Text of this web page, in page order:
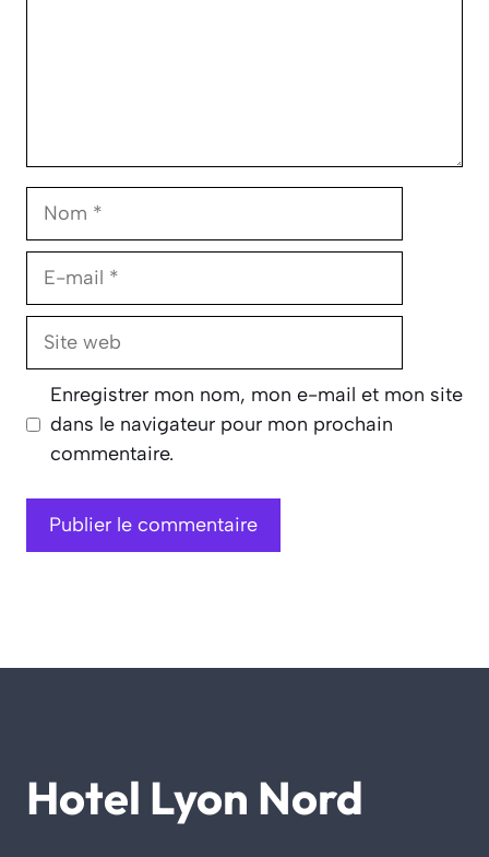
Nom
E-
Site
Enregistrer mon nom, mon e-mail et mon site
dans le navigateur pour mon prochain
commentaire.
Hotel Lyon Nord